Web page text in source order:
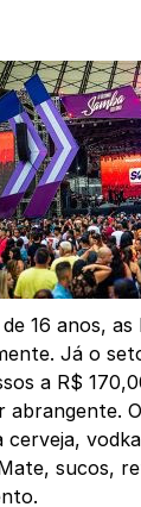
16 anos, as
Já o
a R$
abrangente.
cerveja,
sucos,